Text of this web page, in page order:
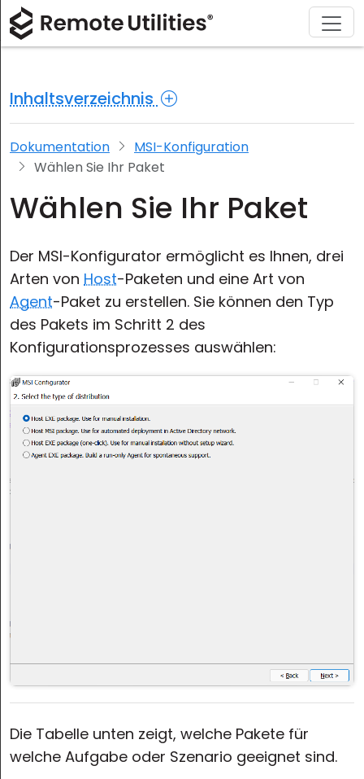
Inhaltsverzeichnis
Dokumentation
MSI-Konfiguration
Wählen Sie Ihr Paket
Wählen Sie Ihr Paket
Der MSI-Konfigurator ermöglicht es Ihnen, drei
Arten von Host-Paketen und eine Art von
Agent-Paket zu erstellen. Sie können den Typ
des Pakets im Schritt 2 des
Konfigurationsprozesses auswählen:
Die Tabelle unten zeigt, welche Pakete für
welche Aufgabe oder Szenario geeignet sind.
Produkt
Sicherheit
Screenshot
Verbindungsmethoden
Unbeaufsichtigter Zugriff
Active Directory-Unterstützung
MSI-Konfiguration
Cloud & On-Premise
Lösungen
Produktion und Einzelhandel
Gesundheitswesen
Informationstechnologie
Herunterladen
macOS
Linux
Kaufen
Lizenz-Assistent
Ihre Lizenz upgraden
Support
Dokumentation
Wissensdatenbank
Über
Pressestelle
Eine Bewertung schreiben